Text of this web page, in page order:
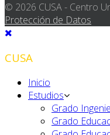
© 2026 CUSA - Centro
Protección de Datos
CUSA
Inicio
Estudios
Grado
Grado